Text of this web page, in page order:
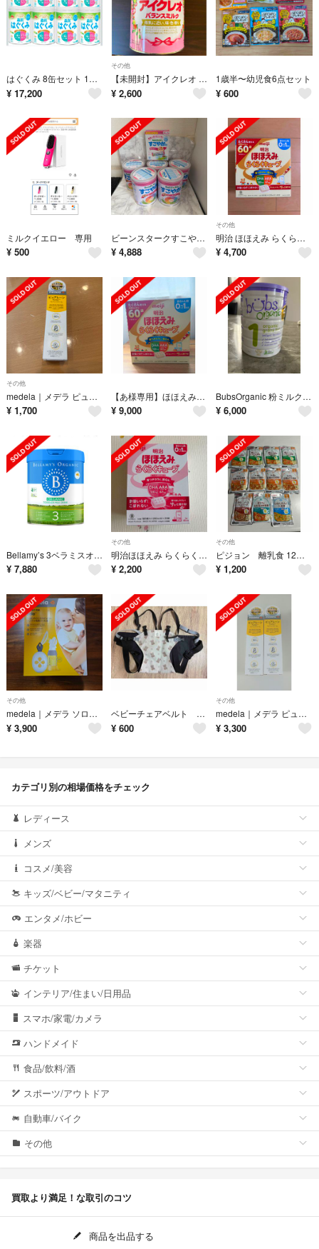
はぐくみ 8缶セット 1缶あたり2,150円
¥ 17,200
その他
【未開封】アイクレオ バランスミルク(800g)
¥ 2,600
1歳半〜幼児食6点セット
¥ 600
ミルクイエロー 専用
¥ 500
ビーンスタークすこやかM1 小缶(300g)
¥ 4,888
その他
明治 ほほえみ らくらくキューブ 60袋
¥ 4,700
その他
medela｜メデラ ピュアレーン ラノリンクリーム 37g
¥ 1,700
【あ様専用】ほほえみらくらくキューブ 120袋
¥ 9,000
BubsOrganic 粉ミルク ステップ1（0〜6カ月）
¥ 6,000
Bellamy’s 3ベラミスオーガニックステップ3
¥ 7,880
その他
明治ほほえみ らくらくキューブ(27g×30袋入)
¥ 2,200
その他
ピジョン 離乳食 12ヶ月 11個
¥ 1,200
その他
medela｜メデラ ソロ電動さく乳器 101041623
¥ 3,900
ベビーチェアベルト 落下防止ベルト 安全ベルト
¥ 600
その他
medela｜メデラ ピュアレーン ラノリンクリーム 37g
¥ 3,300
カテゴリ別の相場価格をチェック
レディース
メンズ
コスメ/美容
キッズ/ベビー/マタニティ
エンタメ/ホビー
楽器
チケット
インテリア/住まい/日用品
スマホ/家電/カメラ
ハンドメイド
食品/飲料/酒
スポーツ/アウトドア
自動車/バイク
その他
買取より満足！な取引のコツ
商品を出品する